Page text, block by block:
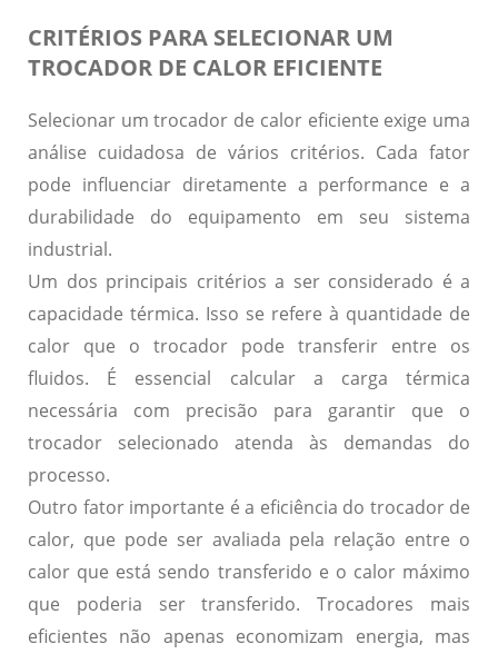
CRITÉRIOS PARA SELECIONAR UM
TROCADOR DE CALOR EFICIENTE
Selecionar um trocador de calor eficiente exige uma
análise cuidadosa de vários critérios. Cada fator
pode influenciar diretamente a performance e a
durabilidade do equipamento em seu sistema
industrial.
Um dos principais critérios a ser considerado é a
capacidade térmica. Isso se refere à quantidade de
calor que o trocador pode transferir entre os
fluidos. É essencial calcular a carga térmica
necessária com precisão para garantir que o
trocador selecionado atenda às demandas do
processo.
Outro fator importante é a eficiência do trocador de
calor, que pode ser avaliada pela relação entre o
calor que está sendo transferido e o calor máximo
que poderia ser transferido. Trocadores mais
eficientes não apenas economizam energia, mas